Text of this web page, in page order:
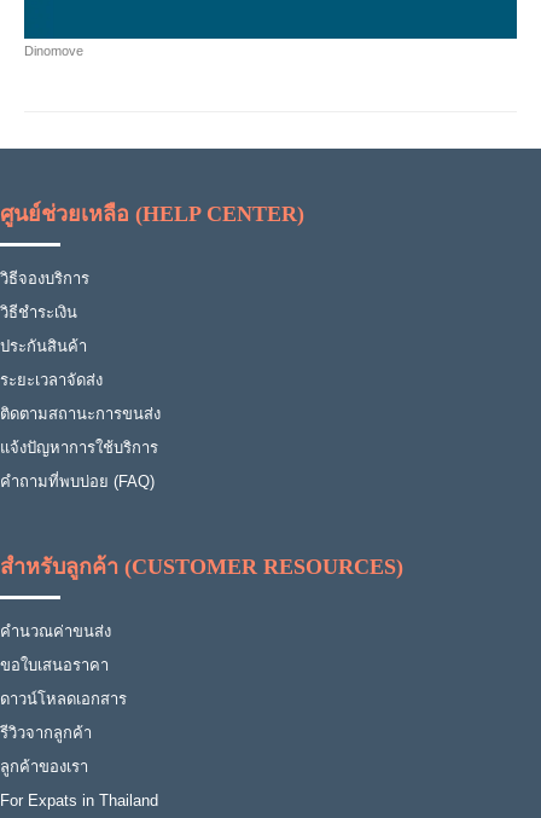
Dinomove
ศูนย์ช่วยเหลือ (HELP CENTER)
วิธีจองบริการ
วิธีชำระเงิน
ประกันสินค้า
ระยะเวลาจัดส่ง
ติดตามสถานะการขนส่ง
แจ้งปัญหาการใช้บริการ
คำถามที่พบบ่อย (FAQ)
สำหรับลูกค้า (CUSTOMER RESOURCES)
คำนวณค่าขนส่ง
ขอใบเสนอราคา
ดาวน์โหลดเอกสาร
รีวิวจากลูกค้า
ลูกค้าของเรา
For Expats in Thailand